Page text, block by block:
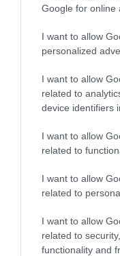
Google for online
I want to allow
personalized
I want to allow
related to
device identifiers
I want to allow
related to
I want to allow
related to
I want to allow
related to
functionality and